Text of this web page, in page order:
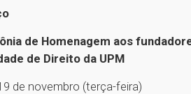
de Homenagem aos
de Direito da UPM
de novembro (terça-feira)